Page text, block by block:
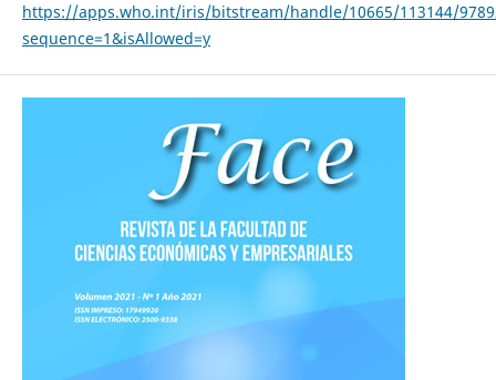
https://apps.who.int/iris/bitstream/handle/10665/113144/
sequence=1&isAllowed=y